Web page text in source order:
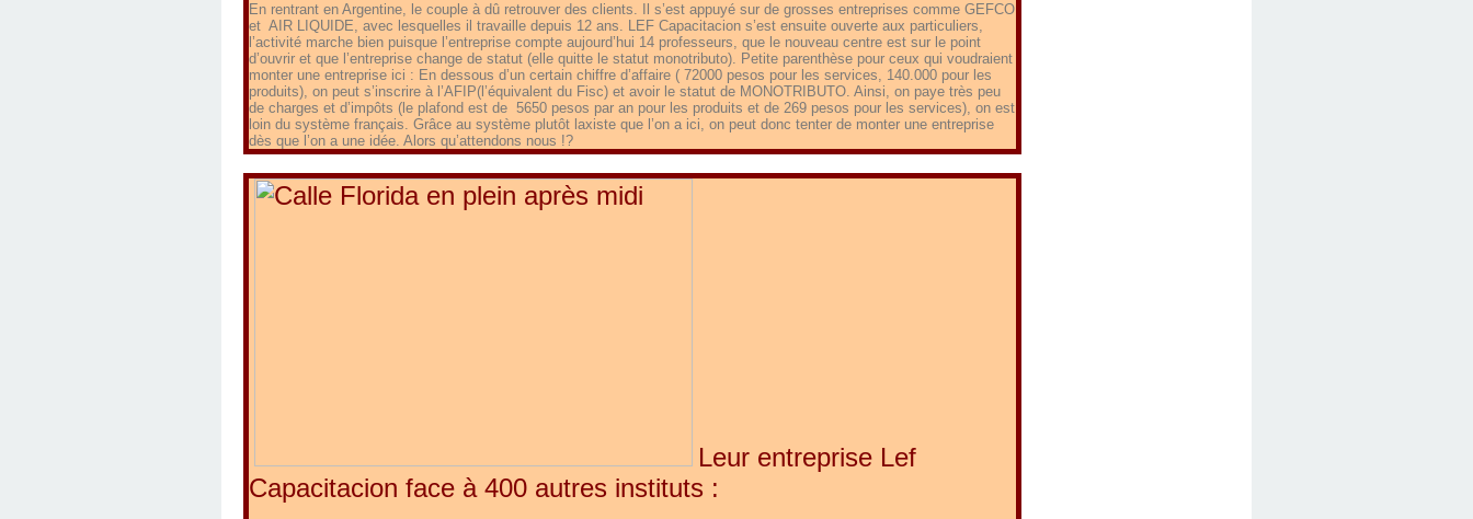
En rentrant en Argentine, le couple à dû retrouver des clients. Il s’est appuyé sur de grosses entreprises comme GEFCO
et AIR LIQUIDE, avec lesquelles il travaille depuis 12 ans. LEF Capacitacion s’est ensuite ouverte aux particuliers,
l’activité marche bien puisque l’entreprise compte aujourd’hui 14 professeurs, que le nouveau centre est sur le point
d’ouvrir et que l’entreprise change de statut (elle quitte le statut monotributo). Petite parenthèse pour ceux qui voudraient
monter une entreprise ici : En dessous d’un certain chiffre d’affaire ( 72000 pesos pour les services, 140.000 pour les
produits), on peut s’inscrire à l’AFIP(l’équivalent du Fisc) et avoir le statut de MONOTRIBUTO. Ainsi, on paye très peu
de charges et d’impôts (le plafond est de 5650 pesos par an pour les produits et de 269 pesos pour les services), on est
loin du système français. Grâce au système plutôt laxiste que l’on a ici, on peut donc tenter de monter une entreprise
dès que l’on a une idée. Alors qu’attendons nous !?
Leur entreprise Lef
Capacitacion face à 400 autres instituts :